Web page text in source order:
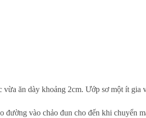
ăn dày khoảng 2cm. Ướp sơ một ít gia
đường vào chảo đun cho đến khi chuyển